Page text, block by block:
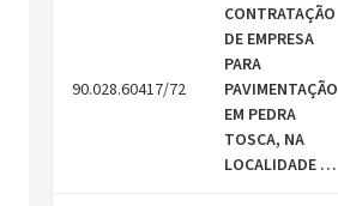
90.028.60417/72
CONTRATAÇÃO
DE EMPRESA
PARA
PAVIMENTAÇÃO
EM PEDRA
TOSCA, NA
LOCALIDADE …